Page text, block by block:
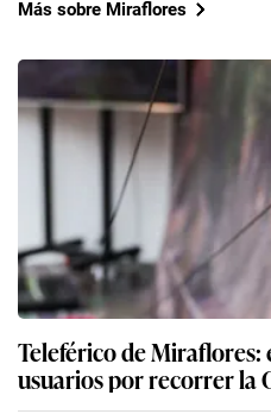
Más sobre Miraflores
Teleférico de Miraflores:
usuarios por recorrer la